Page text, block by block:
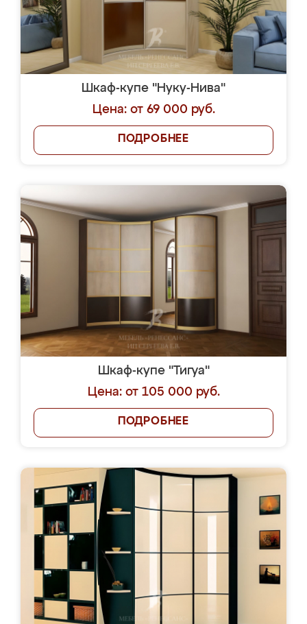
Шкаф-купе "Нуку-Нива"
Цена: от 69 000 руб.
ПОДРОБНЕЕ
Шкаф-купе "Тигуа"
Цена: от 105 000 руб.
ПОДРОБНЕЕ